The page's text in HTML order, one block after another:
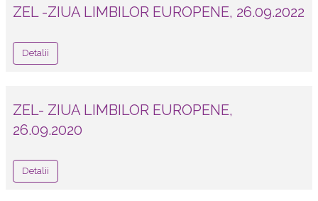
ZEL -ZIUA LIMBILOR EUROPENE, 26.09.2022
Detalii
ZEL- ZIUA LIMBILOR EUROPENE,
26.09.2020
Detalii